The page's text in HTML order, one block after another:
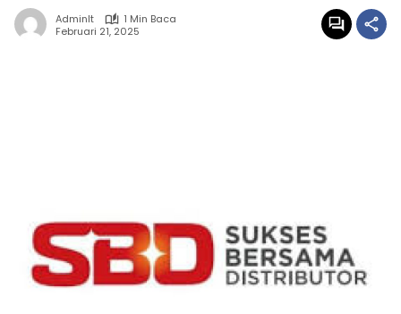
Adminlt
1 Min Baca
Februari 21, 2025